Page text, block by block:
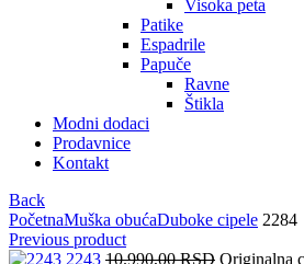
Visoka peta
Patike
Espadrile
Papuče
Ravne
Štikla
Modni dodaci
Prodavnice
Kontakt
Back
PočetnaMuška obućaDuboke cipele 2284
Previous product
2243 10.990,00RSD Originalna